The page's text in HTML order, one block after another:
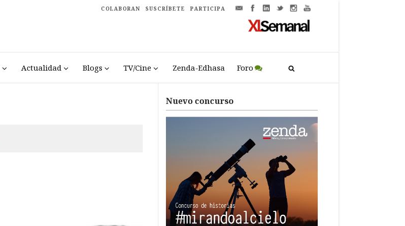
COLABORAN SUSCRÍBETE PARTICIPA
Actualidad Blogs TV/Cine Zenda-Edhasa Foro
Nuevo concurso